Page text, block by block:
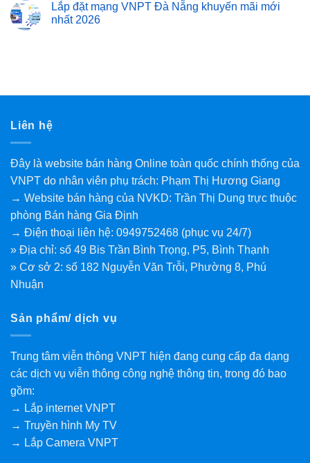
Lắp đặt mạng VNPT Đà Nẵng khuyến mãi mới
nhất 2026
Liên hệ
Đây là website bán hàng Online toàn quốc chính thống của
VNPT do nhân viên phụ trách: Phạm Thị Hương Giang
→ Website bán hàng của NVKD: Trần Thị Dung trực thuộc
phòng Bán hàng Gia Định
→ Điện thoại liên hệ: 0949752468 (phục vụ 24/7)
» Địa chỉ: số 49 Bis Trần Bình Trọng, P5, Bình Thạnh
» Cơ sở 2: số 182 Nguyễn Văn Trỗi, Phường 8, Phú
Nhuận
Sản phẩm/ dịch vụ
Trung tâm viễn thông VNPT hiện đang cung cấp đa dạng
các dịch vụ viễn thông công nghệ thông tin, trong đó bao
gồm:
→ Lắp internet VNPT
→ Truyền hình My TV
→ Lắp Camera VNPT